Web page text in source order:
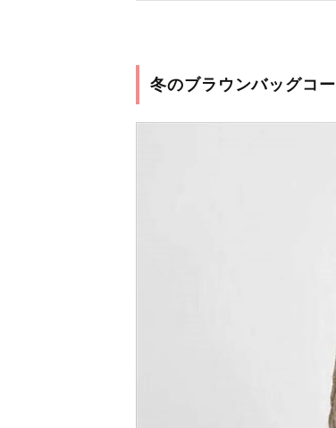
冬のブラウンバッグコ